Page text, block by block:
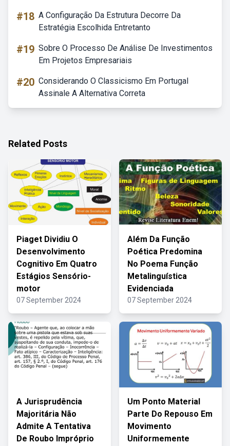
#18 A Configuração Da Estrutura Decorre Da
Estratégia Escolhida Entretanto
#19 Sobre O Processo De Análise De Investimentos
Em Projetos Empresariais
#20 Considerando O Classicismo Em Portugal
Assinale A Alternativa Correta
Related Posts
Piaget Dividiu O
Desenvolvimento
Cognitivo Em Quatro
Estágios Sensório-
motor
07 September 2024
Além Da Função
Poética Predomina
No Poema Função
Metalinguística
Evidenciada
07 September 2024
A Jurisprudência
Majoritária Não
Admite A Tentativa
De Roubo Impróprio
Um Ponto Material
Parte Do Repouso Em
Movimento
Uniformemente